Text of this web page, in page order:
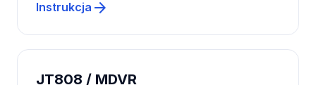
Instrukcja arrow_forward
JT808 / MDVR